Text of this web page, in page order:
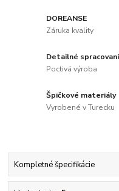
DOREANSE
Záruka kvality
Detailné
Poctivá výroba
Špičkové materiály
Vyrobené v Turecku
Kompletné špecifikácie